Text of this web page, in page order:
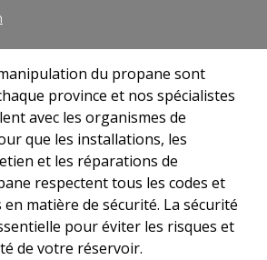
du propane sont
province et nos spécialistes
avec les organismes de
que les installations, les
et les réparations de
respectent tous les codes et
matière de sécurité. La sécurité
pour éviter les risques et
de votre réservoir.